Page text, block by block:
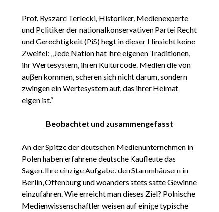
Prof. Ryszard Terlecki, Historiker, Medienexperte
und Politiker der nationalkonservativen Partei Recht
und Gerechtigkeit (PiS) hegt in dieser Hinsicht keine
Zweifel: „Jede Nation hat ihre eigenen Traditionen,
ihr Wertesystem, ihren Kulturcode. Medien die von
auβen kommen, scheren sich nicht darum, sondern
zwingen ein Wertesystem auf, das ihrer Heimat
eigen ist.“
Beobachtet und zusammengefasst
An der Spitze der deutschen Medienunternehmen in
Polen haben erfahrene deutsche Kaufleute das
Sagen. Ihre einzige Aufgabe: den Stammhäusern in
Berlin, Offenburg und woanders stets satte Gewinne
einzufahren. Wie erreicht man dieses Ziel? Polnische
Medienwissenschaftler weisen auf einige typische